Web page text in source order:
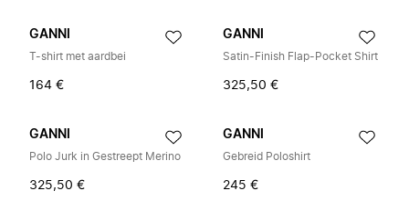
GANNI
T-shirt met aardbei
164 €
GANNI
Satin-Finish Flap-Pocket Shirt
325,50 €
GANNI
Polo Jurk in Gestreept Merino
325,50 €
GANNI
Gebreid Poloshirt
245 €